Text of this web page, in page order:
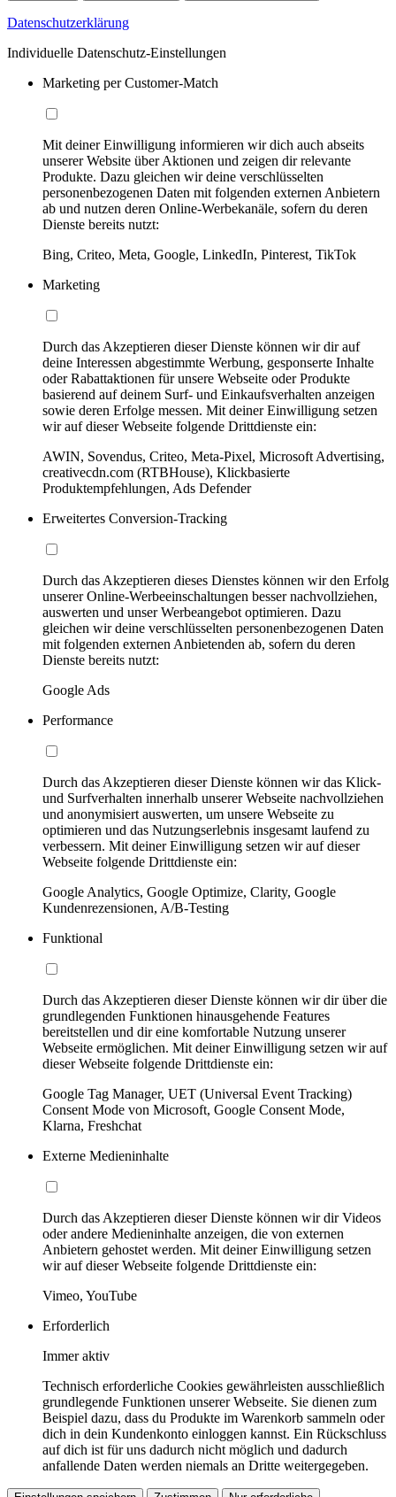
Datenschutzerklärung
Individuelle Datenschutz-Einstellungen
Marketing per Customer-Match
Mit deiner Einwilligung informieren wir dich auch abseits
unserer Website über Aktionen und zeigen dir relevante
Produkte. Dazu gleichen wir deine verschlüsselten
personenbezogenen Daten mit folgenden externen Anbietern
ab und nutzen deren Online-Werbekanäle, sofern du deren
Dienste bereits nutzt:
Bing, Criteo, Meta, Google, LinkedIn, Pinterest, TikTok
Marketing
Durch das Akzeptieren dieser Dienste können wir dir auf
deine Interessen abgestimmte Werbung, gesponserte Inhalte
oder Rabattaktionen für unsere Webseite oder Produkte
basierend auf deinem Surf- und Einkaufsverhalten anzeigen
sowie deren Erfolge messen. Mit deiner Einwilligung setzen
wir auf dieser Webseite folgende Drittdienste ein:
AWIN, Sovendus, Criteo, Meta-Pixel, Microsoft Advertising,
creativecdn.com (RTBHouse), Klickbasierte
Produktempfehlungen, Ads Defender
Erweitertes Conversion-Tracking
Durch das Akzeptieren dieses Dienstes können wir den Erfolg
unserer Online-Werbeeinschaltungen besser nachvollziehen,
auswerten und unser Werbeangebot optimieren. Dazu
gleichen wir deine verschlüsselten personenbezogenen Daten
mit folgenden externen Anbietenden ab, sofern du deren
Dienste bereits nutzt:
Google Ads
Performance
Durch das Akzeptieren dieser Dienste können wir das Klick-
und Surfverhalten innerhalb unserer Webseite nachvollziehen
und anonymisiert auswerten, um unsere Webseite zu
optimieren und das Nutzungserlebnis insgesamt laufend zu
verbessern. Mit deiner Einwilligung setzen wir auf dieser
Webseite folgende Drittdienste ein:
Google Analytics, Google Optimize, Clarity, Google
Kundenrezensionen, A/B-Testing
Funktional
Durch das Akzeptieren dieser Dienste können wir dir über die
grundlegenden Funktionen hinausgehende Features
bereitstellen und dir eine komfortable Nutzung unserer
Webseite ermöglichen. Mit deiner Einwilligung setzen wir auf
dieser Webseite folgende Drittdienste ein:
Google Tag Manager, UET (Universal Event Tracking)
Consent Mode von Microsoft, Google Consent Mode,
Klarna, Freshchat
Externe Medieninhalte
Durch das Akzeptieren dieser Dienste können wir dir Videos
oder andere Medieninhalte anzeigen, die von externen
Anbietern gehostet werden. Mit deiner Einwilligung setzen
wir auf dieser Webseite folgende Drittdienste ein:
Vimeo, YouTube
Erforderlich
Immer aktiv
Technisch erforderliche Cookies gewährleisten ausschließlich
grundlegende Funktionen unserer Webseite. Sie dienen zum
Beispiel dazu, dass du Produkte im Warenkorb sammeln oder
dich in dein Kundenkonto einloggen kannst. Ein Rückschluss
auf dich ist für uns dadurch nicht möglich und dadurch
anfallende Daten werden niemals an Dritte weitergegeben.